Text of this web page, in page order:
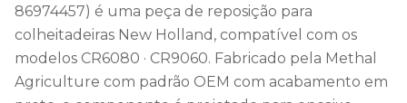
86974457) é uma peça de reposição para
colheitadeiras New Holland, compatível com os
modelos CR6080 · CR9060. Fabricado pela Methal
Agriculture com padrão OEM com acabamento em